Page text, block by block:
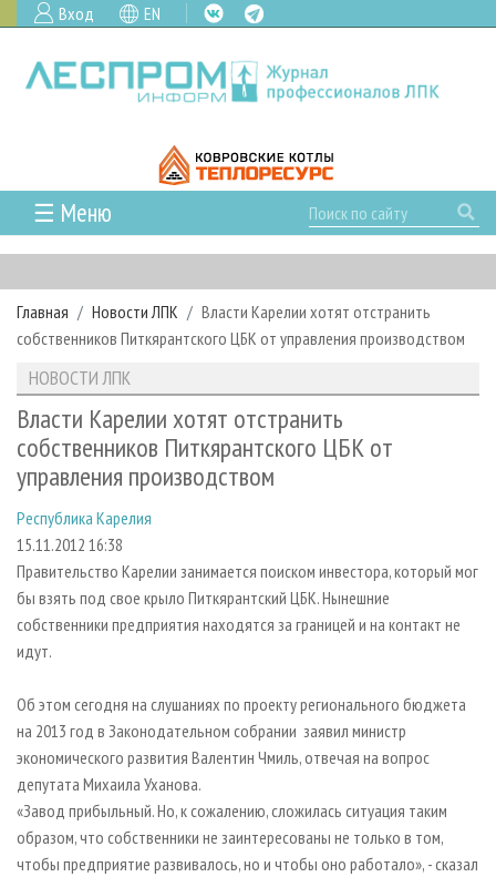
Вход EN
☰ Меню
ГЛАВНАЯ
РУБРИКИ И ТЕМЫ
РУБРИКИ ЖУРНАЛА
ЛЕСОЗАГОТОВКА
ЛЕСОПИЛЕНИЕ
ДЕРЕВООБРАБОТКА
СУШКА ДРЕВЕСИНЫ
ПРОИЗВОДСТВО ДРЕВЕСНЫХ ПЛИТ
ДЕРЕВЯННОЕ ДОМОСТРОЕНИЕ
ПРОИЗВОДСТВО МЕБЕЛИ
БИОЭНЕРГЕТИКА
ЦБП
ИНСТРУМЕНТ И МАТЕРИАЛЫ
НОВОСТИ
НОВОСТИ ЛПК
НОВОСТИ ЖУРНАЛА
НОВОСТИ КОМПАНИЙ
ПРОЕКТЫ ЛПИ
АНАЛИТИКА
ПРЕДПРИЯТИЯ ЛПК
ЛЕСНЫЕ РЕГИОНЫ РОССИИ
ПЕРСОНЫ
МОБИЛЬНЫЕ ВЫСТАВКИ
ОФИЦИАЛЬНЫЕ ДЕЛЕГАЦИИ
ПРИОРИТЕТНЫЕ ИНВЕСТПРОЕКТЫ
RUSSIAN FORESTRY REVIEW
ГАЗЕТА ЛЕСПРОМФОРУМ
БИБЛИОТЕКА СПЕЦИАЛИСТА
АРХИВ ЖУРНАЛОВ
СТАТЬИ
О ЖУРНАЛЕ
ПОДПИСКА
КОНТАКТЫ
РЕКЛАМОДАТЕЛЯМ
РЕКЛАМА
РЕКЛАМА НА САЙТЕ
Главная Новости ЛПК
Власти Карелии хотят отстранить
собственников Питкярантского ЦБК от управления производством
НОВОСТИ ЛПК
Власти Карелии хотят отстранить
собственников Питкярантского ЦБК от
управления производством
Республика Карелия
15.11.2012 16:38
Правительство Карелии занимается поиском инвестора, который мог
бы взять под свое крыло Питкярантский ЦБК. Нынешние
собственники предприятия находятся за границей и на контакт не
идут.
Об этом сегодня на слушаниях по проекту регионального бюджета
на 2013 год в Законодательном собрании заявил министр
экономического развития Валентин Чмиль, отвечая на вопрос
депутата Михаила Уханова.
«Завод прибыльный. Но, к сожалению, сложилась ситуация таким
образом, что собственники не заинтересованы не только в том,
чтобы предприятие развивалось, но и чтобы оно работало», - сказал